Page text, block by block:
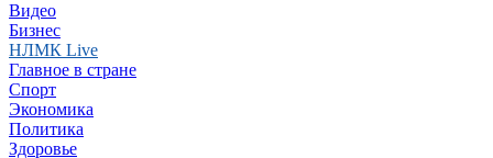
Видео
Бизнес
НЛМК Live
Главное в стране
Спорт
Экономика
Политика
Здоровье